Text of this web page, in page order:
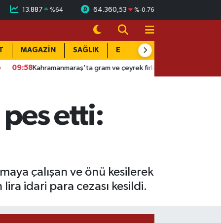
13.887 %64 64.360,53 %-0.76
MAGAZİN SAĞLIK EĞİTİM
gram ve çeyrek fırladı: Fiyatlar baş döndürüyor
pes etti:
çalışan ve önü kesilerek
idari para cezası kesildi.